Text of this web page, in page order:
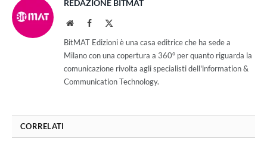
REDAZIONE BITMAT
WebsiteFacebook
BitMAT Edizioni è una casa editrice che ha sede a
Milano con una copertura a 360° per quanto riguarda la
comunicazione rivolta agli specialisti dell'lnformation &
Communication Technology.
CORRELATI